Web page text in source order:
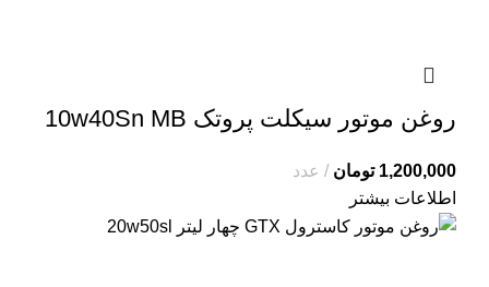
روغن موتور سیکلت پروتک 10w40Sn MB
1,200,000 تومان
عدد
اطلاعات بیشتر